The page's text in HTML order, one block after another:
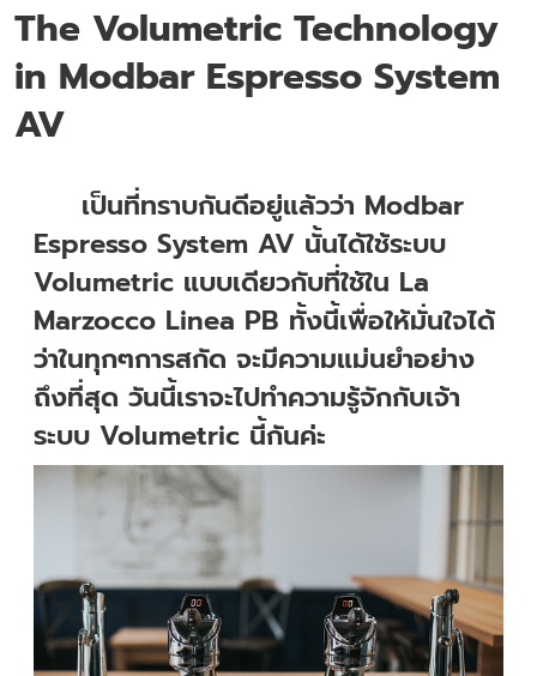
The Volumetric Technology
in Modbar Espresso System
AV
เป็นที่ทราบกันดีอยู่แล้วว่า Modbar
Espresso System AV นั้นได้ใช้ระบบ
Volumetric แบบเดียวกับที่ใช้ใน La
Marzocco Linea PB ทั้งนี้เพื่อให้มั่นใจได้
ว่าในทุกๆการสกัด จะมีความแม่นยำอย่าง
ถึงที่สุด วันนี้เราจะไปทำความรู้จักกับเจ้า
ระบบ Volumetric นี้กันค่ะ